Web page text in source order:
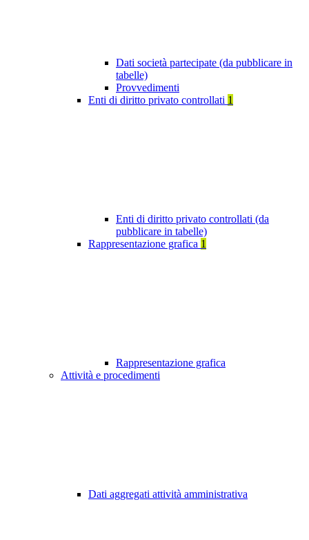
Dati società partecipate (da pubblicare in
tabelle)
Provvedimenti
Enti di diritto privato controllati 1
Enti di diritto privato controllati (da
pubblicare in tabelle)
Rappresentazione grafica 1
Rappresentazione grafica
Attività e procedimenti
Dati aggregati attività amministrativa